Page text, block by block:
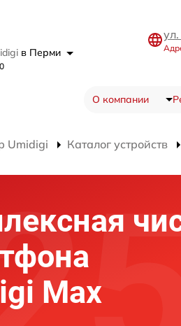
в Перми
О компании
Umidigi Каталог устройств
Max